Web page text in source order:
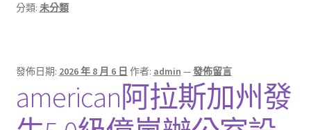
分類: 未分類
發佈日期: 2026 年 8 月 6 日 作者: admin —發佈留言
american阿拉斯加州發